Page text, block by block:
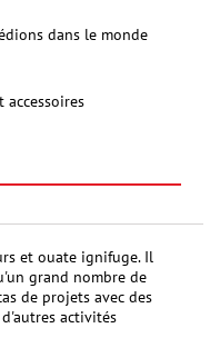
dans le monde
accessoires
et ouate ignifuge. Il
grand nombre de
de projets avec des
activités